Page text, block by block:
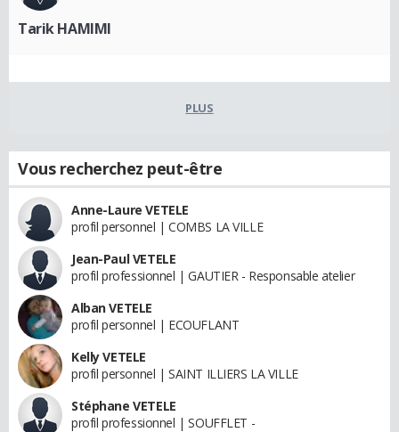
Tarik HAMIMI
PLUS
Vous recherchez peut-être
Anne-Laure VETELE
profil personnel | COMBS LA VILLE
Jean-Paul VETELE
profil professionnel | GAUTIER - Responsable atelier
Alban VETELE
profil personnel | ECOUFLANT
Kelly VETELE
profil personnel | SAINT ILLIERS LA VILLE
Stéphane VETELE
profil professionnel | SOUFFLET -